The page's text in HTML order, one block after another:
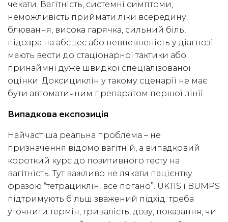
чекати. Вагітність, системні симптоми,
неможливість приймати ліки всередину,
блювання, висока гарячка, сильний біль,
підозра на абсцес або невпевненість у діагнозі
мають вести до стаціонарної тактики або
принаймні дуже швидкої спеціалізованої
оцінки. Доксициклін у такому сценарії не має
бути автоматичним препаратом першої лінії.
Випадкова експозиція
Найчастіша реальна проблема – не
призначення відомо вагітній, а випадковий
короткий курс до позитивного тесту на
вагітність. Тут важливо не лякати пацієнтку
фразою “тетрациклін, все погано”. UKTIS і BUMPS
підтримують більш зважений підхід: треба
уточнити термін, тривалість, дозу, показання, чи